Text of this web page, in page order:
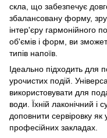
скла, що забезпечує
збалансовану форму,
інтер'єру гармонійного
об'ємів і форм, ви
типів напоїв.
Ідеально підходить для
урочистих подій.
використовувати для
води. Їхній лаконічний і
доповнити сервіровку
професійних закладах.